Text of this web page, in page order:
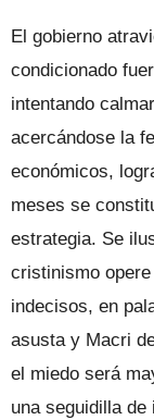
El gobierno
condicionado
intentando
acercándose la
económicos,
meses se
estrategia. Se
cristinismo
indecisos, en
asusta y Macri
el miedo será
una seguidilla